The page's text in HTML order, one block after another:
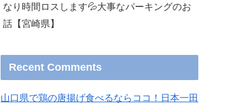
なり時間ロスします💦大事なパーキングのお
話【宮崎県】
Recent Comments
山口県で鶏の唐揚げ食べるならココ！日本一田